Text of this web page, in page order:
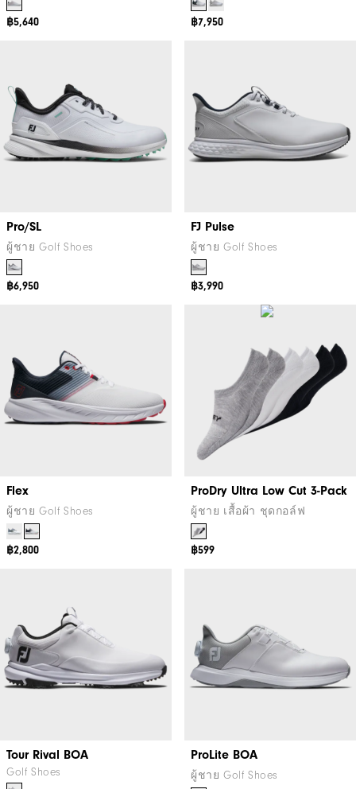
฿5,640 ฿7,950
Pro/SL
ผู้ชาย Golf Shoes
฿6,950
FJ Pulse
ผู้ชาย Golf Shoes
฿3,990
Flex
ผู้ชาย Golf Shoes
฿2,800
ProDry Ultra Low Cut 3-Pack
ผู้ชาย เสื้อผ้า ชุดกอล์ฟ
฿599
Tour Rival BOA
Golf Shoes
ProLite BOA
ผู้ชาย Golf Shoes